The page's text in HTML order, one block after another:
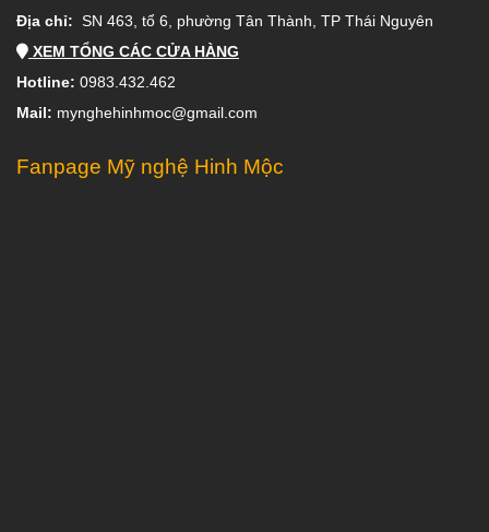
Địa chỉ: SN 463, tổ 6, phường Tân Thành, TP Thái Nguyên
XEM TỔNG CÁC CỬA HÀNG
Hotline: 0983.432.462
Mail: mynghehinhmoc@gmail.com
Fanpage Mỹ nghệ Hinh Mộc